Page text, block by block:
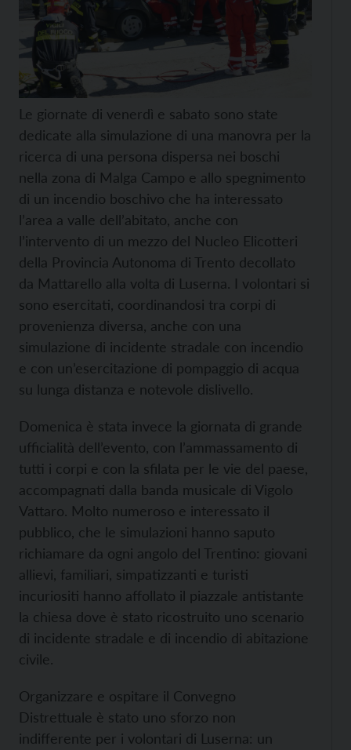
Le giornate di venerdì e sabato sono state
dedicate alla simulazione di una manovra per la
ricerca di una persona dispersa nei boschi
nella zona di Malga Campo e allo spegnimento
di un incendio boschivo che ha interessato
l’area a valle dell’abitato, anche con
l’intervento di un mezzo del Nucleo Elicotteri
della Provincia Autonoma di Trento decollato
da Mattarello alla volta di Luserna. I volontari si
sono esercitati, coordinandosi tra corpi di
provenienza diversa, anche con una
simulazione di incidente stradale con incendio
e con un’esercitazione di pompaggio di acqua
su lunga distanza e notevole dislivello.
Domenica è stata invece la giornata di grande
ufficialità dell’evento, con l’ammassamento di
tutti i corpi e con la sfilata per le vie del paese,
accompagnati dalla banda musicale di Vigolo
Vattaro. Molto numeroso e interessato il
pubblico, che le simulazioni hanno saputo
richiamare da ogni angolo del Trentino: giovani
allievi, familiari, simpatizzanti e turisti
incuriositi hanno affollato il piazzale antistante
la chiesa dove è stato ricostruito uno scenario
di incidente stradale e di incendio di abitazione
civile.
Organizzare e ospitare il Convegno
Distrettuale è stato uno sforzo non
indifferente per i volontari di Luserna: un